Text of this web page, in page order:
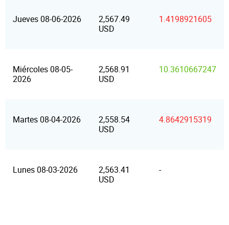
Jueves 08-06-2026
2,567.49
USD
1.4198921605
Miércoles 08-05-
2026
2,568.91
USD
10.3610667247
Martes 08-04-2026
2,558.54
USD
4.8642915319
Lunes 08-03-2026
2,563.41
USD
-